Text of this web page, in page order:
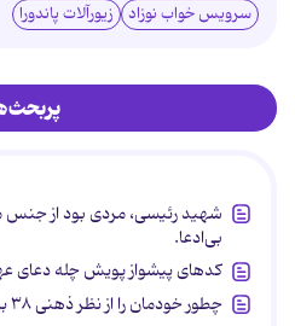
سرویس خواب نوزاد زیورآلات پاندورا
شهید رئیسی، مردی بود از جنس
بی‌ادعا.
کدهای پیشواز پویش چله دعای
چطور خودمان را از نظر ذهنی ۳۸ برابر قوی‌تر کنیم؟